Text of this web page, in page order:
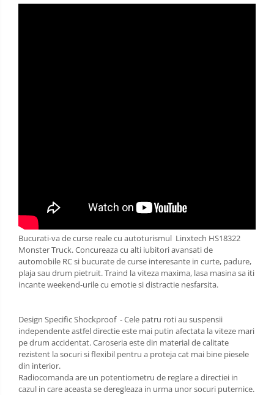
Bucurati-va de curse reale cu autoturismul Linxtech HS18322
Monster Truck. Concureaza cu alti iubitori avansati de
automobile RC si bucurate de curse interesante in curte, padure,
plaja sau drum pietruit. Traind la viteza maxima, lasa masina sa iti
incante weekend-urile cu emotie si distractie nesfarsita.
Design Specific Shockproof - Cele patru roti au suspensii
independente astfel directie este mai putin afectata la viteze mari
pe drum accidentat. Caroseria este din material de calitate
rezistent la socuri si flexibil pentru a proteja cat mai bine piesele
din interior.
Radiocomanda are un potentiometru de reglare a directiei in
cazul in care aceasta se deregleaza in urma unor socuri puternice.